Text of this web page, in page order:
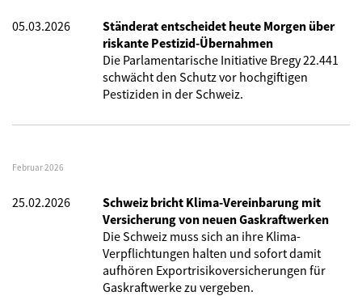
05.03.2026
Ständerat entscheidet heute Morgen über
riskante Pestizid-Übernahmen
Die Parlamentarische Initiative Bregy 22.441
schwächt den Schutz vor hochgiftigen
Pestiziden in der Schweiz.
Februar 2026
25.02.2026
Schweiz bricht Klima-Vereinbarung mit
Versicherung von neuen Gaskraftwerken
Die Schweiz muss sich an ihre Klima-
Verpflichtungen halten und sofort damit
aufhören Exportrisikoversicherungen für
Gaskraftwerke zu vergeben.